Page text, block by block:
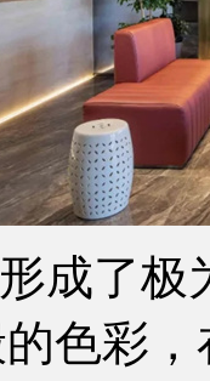
成了
色彩